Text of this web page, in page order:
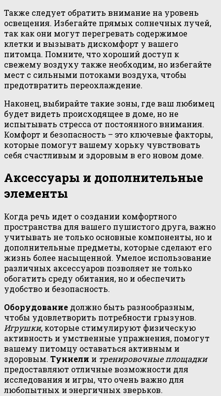
Также следует обратить внимание на уровень
освещения. Избегайте прямых солнечных лучей,
так как они могут перегревать содержимое
клетки и вызывать дискомфорт у вашего
питомца. Помните, что хороший доступ к
свежему воздуху также необходим, но избегайте
мест с сильными потоками воздуха, чтобы
предотвратить переохлаждение.
Наконец, выбирайте такие зоны, где ваш любимец
будет видеть происходящее в доме, но не
испытывать стресса от постоянного внимания.
Комфорт и безопасность – это ключевые факторы,
которые помогут вашему хорьку чувствовать
себя счастливым и здоровым в его новом доме.
Аксессуары и дополнительные
элементы
Когда речь идет о создании комфортного
пространства для вашего пушистого друга, важно
учитывать не только основные компоненты, но и
дополнительные предметы, которые сделают его
жизнь более насыщенной. Умелое использование
различных аксессуаров позволяет не только
обогатить среду обитания, но и обеспечить
удобство и безопасность.
Оборудование должно быть разнообразным,
чтобы удовлетворить потребности грызунов.
Игрушки, которые стимулируют физическую
активность и умственные упражнения, помогут
вашему питомцу оставаться активным и
здоровым. Туннели и тренировочные площадки
предоставляют отличные возможности для
исследования и игры, что очень важно для
любопытных и энергичных зверьков.